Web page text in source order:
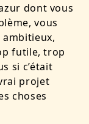
dont vous
vous
futile, trop
si c’était
projet
choses